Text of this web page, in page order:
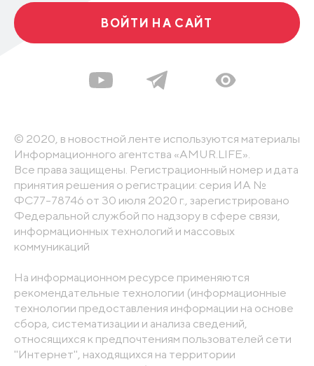
ВОЙТИ НА САЙТ
© 2020, в новостной ленте используются материалы
Информационного агентства «AMUR.LIFE».
Все права защищены. Регистрационный номер и дата
принятия решения о регистрации: серия ИА №
ФС77-78746 от 30 июля 2020 г., зарегистрировано
Федеральной службой по надзору в сфере связи,
информационных технологий и массовых
коммуникаций
На информационном ресурсе применяются
рекомендательные технологии (информационные
технологии предоставления информации на основе
сбора, систематизации и анализа сведений,
относящихся к предпочтениям пользователей сети
"Интернет", находящихся на территории